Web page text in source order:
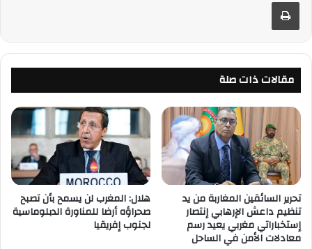
مقالات ذات صلة
تحرير السائقين المغاربة من يد
تنظيم داعش الإرهابي إنتصار
إستخباراتي مغربي يعيد رسم
معادلات الأمن في الساحل
هلال: المغرب لن يسمح بأن تصبح
صحراؤه أرضا للمناورة الدبلوماسية
لجنوب إفريقيا